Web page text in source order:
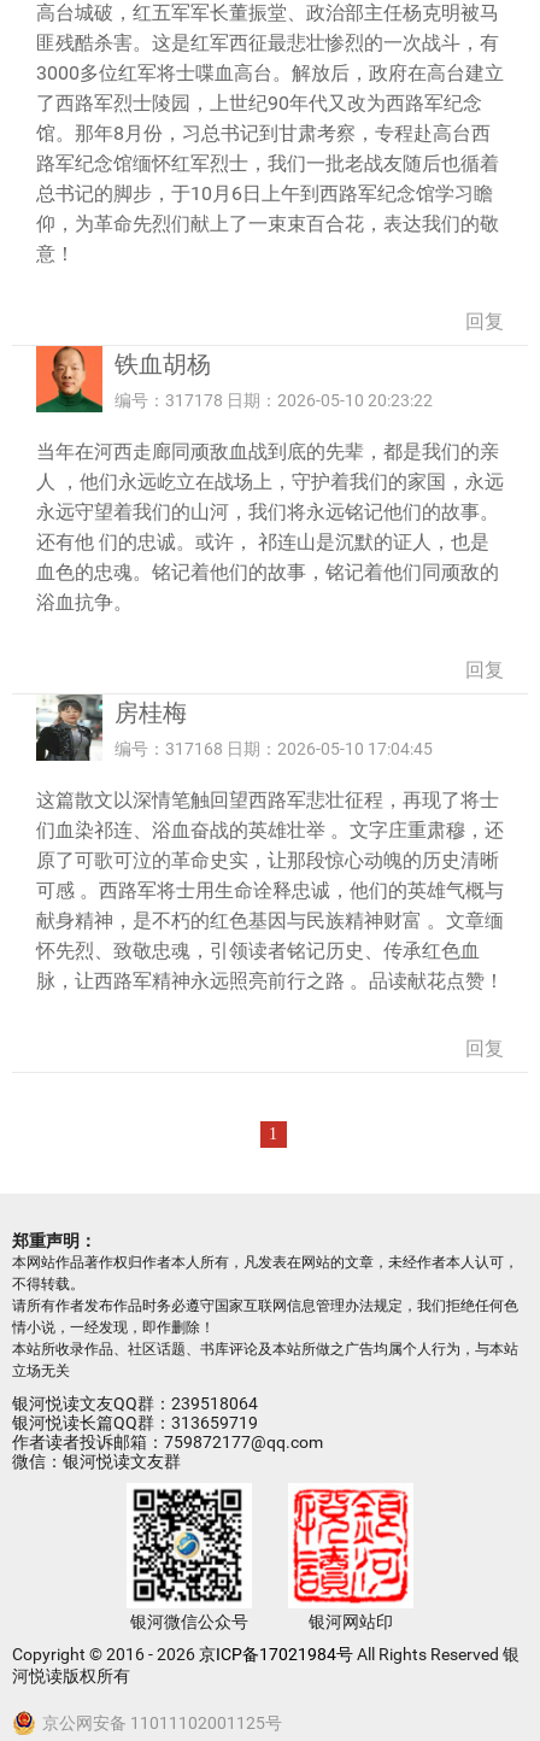
高台城破，红五军军长董振堂、政治部主任杨克明被马
匪残酷杀害。这是红军西征最悲壮惨烈的一次战斗，有
3000多位红军将士喋血高台。解放后，政府在高台建立
了西路军烈士陵园，上世纪90年代又改为西路军纪念
馆。那年8月份，习总书记到甘肃考察，专程赴高台西
路军纪念馆缅怀红军烈士，我们一批老战友随后也循着
总书记的脚步，于10月6日上午到西路军纪念馆学习瞻
仰，为革命先烈们献上了一束束百合花，表达我们的敬
意！
回复
铁血胡杨
编号：317178 日期：2026-05-10 20:23:22
当年在河西走廊同顽敌血战到底的先辈，都是我们的亲
人 ，他们永远屹立在战场上，守护着我们的家国，永远
永远守望着我们的山河，我们将永远铭记他们的故事。
还有他 们的忠诚。或许， 祁连山是沉默的证人，也是
血色的忠魂。铭记着他们的故事，铭记着他们同顽敌的
浴血抗争。
回复
房桂梅
编号：317168 日期：2026-05-10 17:04:45
这篇散文以深情笔触回望西路军悲壮征程，再现了将士
们血染祁连、浴血奋战的英雄壮举 。文字庄重肃穆，还
原了可歌可泣的革命史实，让那段惊心动魄的历史清晰
可感 。西路军将士用生命诠释忠诚，他们的英雄气概与
献身精神，是不朽的红色基因与民族精神财富 。文章缅
怀先烈、致敬忠魂，引领读者铭记历史、传承红色血
脉，让西路军精神永远照亮前行之路 。品读献花点赞！
回复
1
郑重声明：
本网站作品著作权归作者本人所有，凡发表在网站的文章，未经作者本人认可，
不得转载。
请所有作者发布作品时务必遵守国家互联网信息管理办法规定，我们拒绝任何色
情小说，一经发现，即作删除！
本站所收录作品、社区话题、书库评论及本站所做之广告均属个人行为，与本站
立场无关
银河悦读文友QQ群：239518064
银河悦读长篇QQ群：313659719
作者读者投诉邮箱：759872177@qq.com
微信：银河悦读文友群
银河微信公众号
银河网站印
Copyright © 2016 - 2026京ICP备17021984号All Rights Reserved 银
河悦读版权所有
京公网安备 11011102001125号